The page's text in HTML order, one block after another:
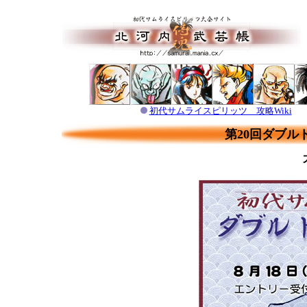
初代サムライスピリッツ 攻略Wiki
第20回ダブル